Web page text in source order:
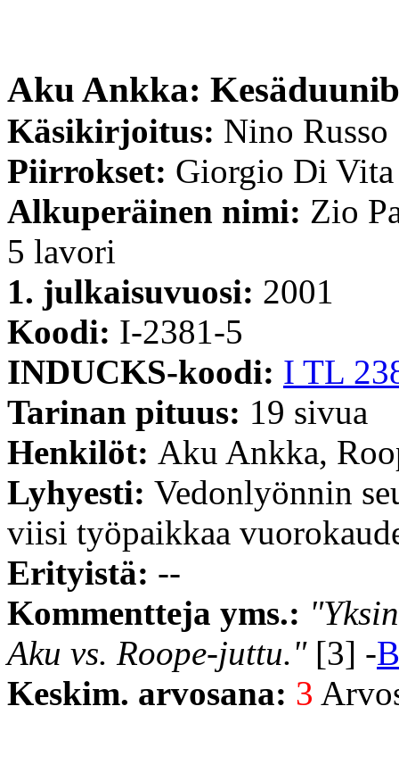
Aku Ankka:
Käsikirjoitus: Nino Russo
Piirrokset: Giorgio Di Vita
Alkuperäinen nimi: Zio
5 lavori
1. julkaisuvuosi: 2001
Koodi: I-2381-5
INDUCKS-koodi: I TL
Tarinan pituus: 19 sivua
Henkilöt: Aku Ankka,
Lyhyesti: Vedonlyönnin
viisi työpaikkaa
Erityistä: --
Kommentteja yms.:
Aku vs. Roope-juttu."[3] -
Keskim. arvosana: 3